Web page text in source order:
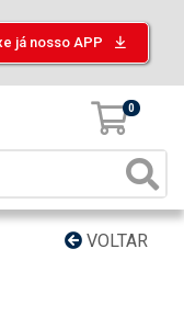
já nosso APP
0
VOLTAR